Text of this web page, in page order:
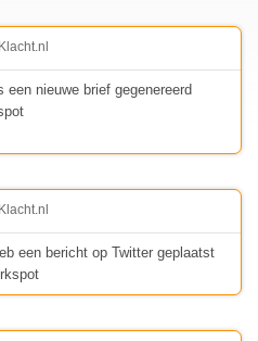
een nieuwe brief gegenereerd
een bericht op Twitter geplaatst